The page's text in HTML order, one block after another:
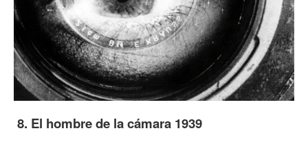
8. El hombre de la cámara 1939